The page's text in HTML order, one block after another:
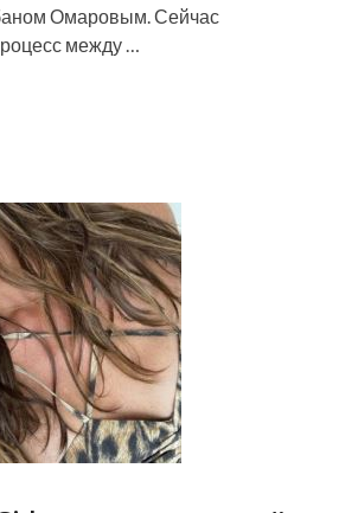
Омаровым. Сейчас
между …